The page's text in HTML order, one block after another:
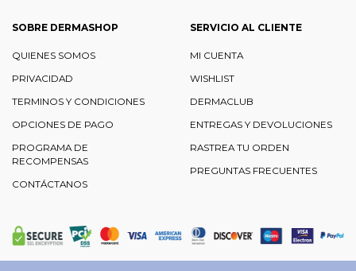
SOBRE DERMASHOP
QUIENES SOMOS
PRIVACIDAD
TERMINOS Y CONDICIONES
OPCIONES DE PAGO
PROGRAMA DE
RECOMPENSAS
CONTÁCTANOS
SERVICIO AL CLIENTE
MI CUENTA
WISHLIST
DERMACLUB
ENTREGAS Y DEVOLUCIONES
RASTREA TU ORDEN
PREGUNTAS FRECUENTES